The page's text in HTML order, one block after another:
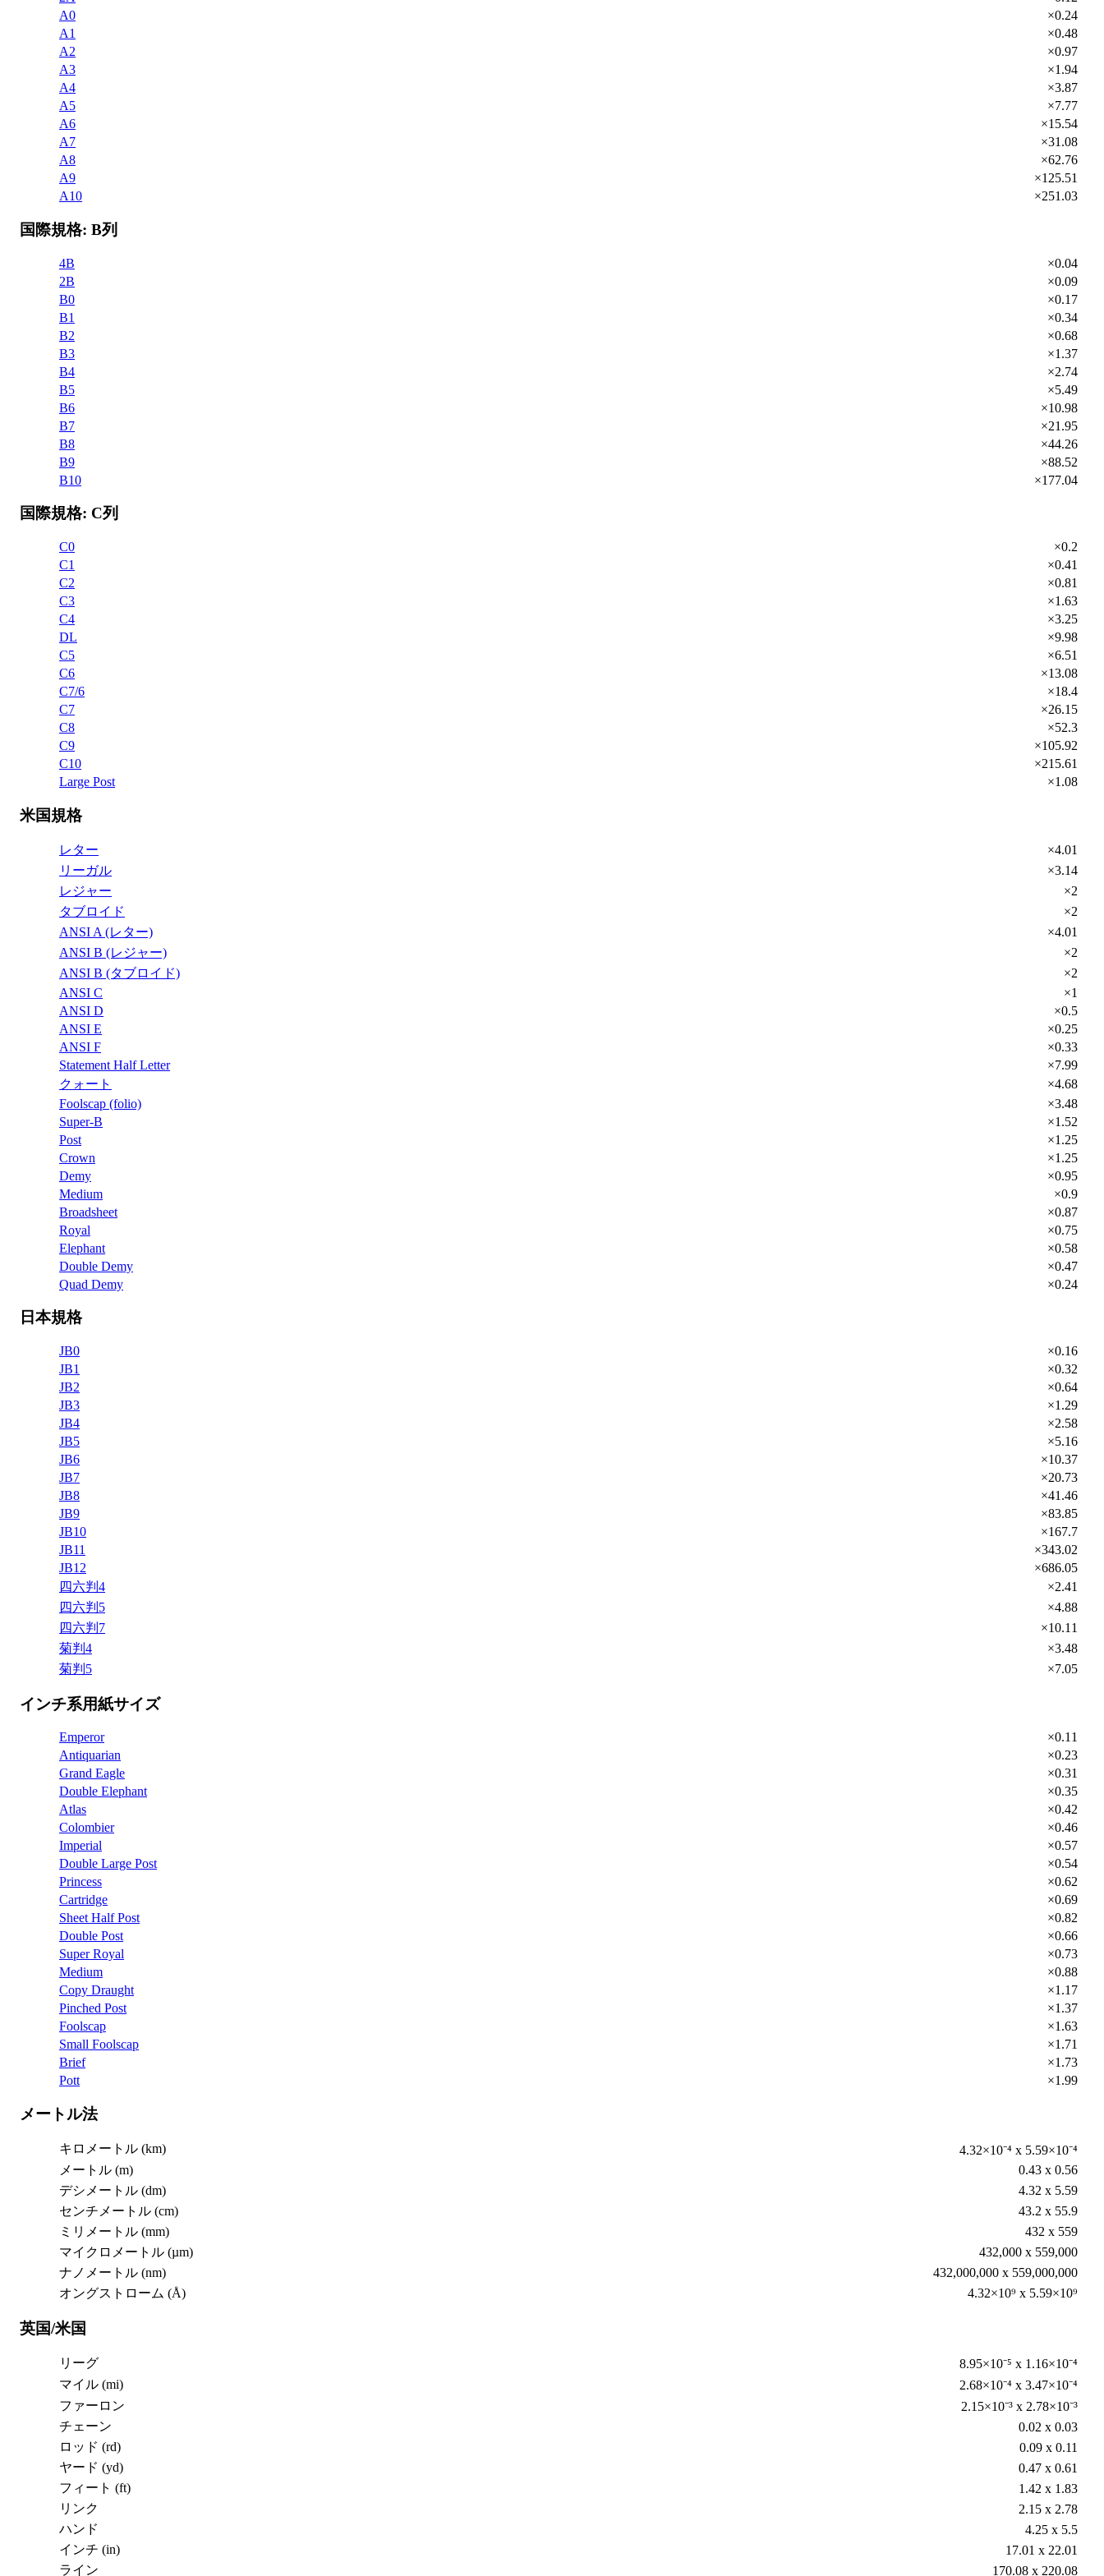
A0
×0.24
A1
×0.48
A2
×0.97
A3
×1.94
A4
×3.87
A5
×7.77
A6
×15.54
A7
×31.08
A8
×62.76
A9
×125.51
A10
×251.03
国際規格: B列
4B
×0.04
2B
×0.09
B0
×0.17
B1
×0.34
B2
×0.68
B3
×1.37
B4
×2.74
B5
×5.49
B6
×10.98
B7
×21.95
B8
×44.26
B9
×88.52
B10
×177.04
国際規格: C列
C0
×0.2
C1
×0.41
C2
×0.81
C3
×1.63
C4
×3.25
DL
×9.98
C5
×6.51
C6
×13.08
C7/6
×18.4
C7
×26.15
C8
×52.3
C9
×105.92
C10
×215.61
Large Post
×1.08
米国規格
レター
×4.01
リーガル
×3.14
レジャー
×2
タブロイド
×2
ANSI A (レター)
×4.01
ANSI B (レジャー)
×2
ANSI B (タブロイド)
×2
ANSI C
×1
ANSI D
×0.5
ANSI E
×0.25
ANSI F
×0.33
Statement Half Letter
×7.99
クォート
×4.68
Foolscap (folio)
×3.48
Super-B
×1.52
Post
×1.25
Crown
×1.25
Demy
×0.95
Medium
×0.9
Broadsheet
×0.87
Royal
×0.75
Elephant
×0.58
Double Demy
×0.47
Quad Demy
×0.24
日本規格
JB0
×0.16
JB1
×0.32
JB2
×0.64
JB3
×1.29
JB4
×2.58
JB5
×5.16
JB6
×10.37
JB7
×20.73
JB8
×41.46
JB9
×83.85
JB10
×167.7
JB11
×343.02
JB12
×686.05
四六判4
×2.41
四六判5
×4.88
四六判7
×10.11
菊判4
×3.48
菊判5
×7.05
インチ系用紙サイズ
Emperor
×0.11
Antiquarian
×0.23
Grand Eagle
×0.31
Double Elephant
×0.35
Atlas
×0.42
Colombier
×0.46
Imperial
×0.57
Double Large Post
×0.54
Princess
×0.62
Cartridge
×0.69
Sheet Half Post
×0.82
Double Post
×0.66
Super Royal
×0.73
Medium
×0.88
Copy Draught
×1.17
Pinched Post
×1.37
Foolscap
×1.63
Small Foolscap
×1.71
Brief
×1.73
Pott
×1.99
メートル法
キロメートル (km)
4.32×10⁻⁴ x 5.59×10⁻⁴
メートル (m)
0.43 x 0.56
デシメートル (dm)
4.32 x 5.59
センチメートル (cm)
43.2 x 55.9
ミリメートル (mm)
432 x 559
マイクロメートル (µm)
432,000 x 559,000
ナノメートル (nm)
432,000,000 x 559,000,000
オングストローム (Å)
4.32×10⁹ x 5.59×10⁹
英国/米国
リーグ
8.95×10⁻⁵ x 1.16×10⁻⁴
マイル (mi)
2.68×10⁻⁴ x 3.47×10⁻⁴
ファーロン
2.15×10⁻³ x 2.78×10⁻³
チェーン
0.02 x 0.03
ロッド (rd)
0.09 x 0.11
ヤード (yd)
0.47 x 0.61
フィート (ft)
1.42 x 1.83
リンク
2.15 x 2.78
ハンド
4.25 x 5.5
インチ (in)
17.01 x 22.01
ライン
170.08 x 220.08